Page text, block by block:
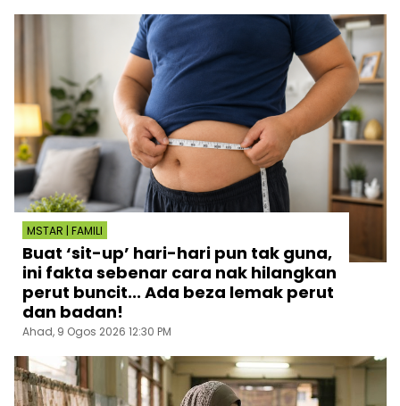
MSTAR | FAMILI
Buat ‘sit-up’ hari-hari pun tak guna,
ini fakta sebenar cara nak hilangkan
perut buncit... Ada beza lemak perut
dan badan!
Ahad, 9 Ogos 2026 12:30 PM